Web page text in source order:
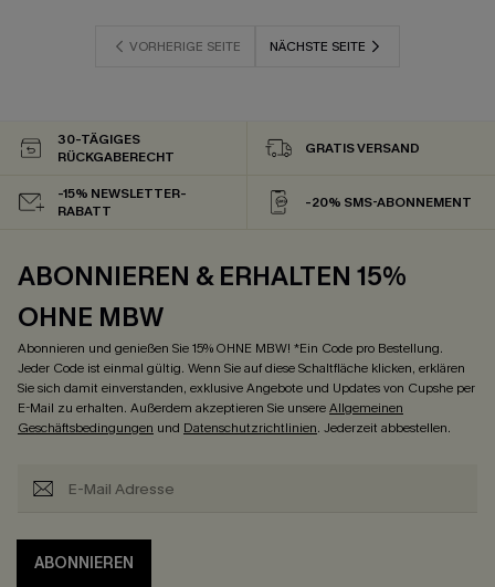
VORHERIGE SEITE NÄCHSTE SEITE
30-TÄGIGES
RÜCKGABERECHT
GRATIS VERSAND
-15% NEWSLETTER-
RABATT
-20% SMS-ABONNEMENT
ABONNIEREN & ERHALTEN 15%
OHNE MBW
Abonnieren und genießen Sie 15% OHNE MBW! *Ein Code pro Bestellung.
Jeder Code ist einmal gültig. Wenn Sie auf diese Schaltfläche klicken, erklären
Sie sich damit einverstanden, exklusive Angebote und Updates von Cupshe per
E-Mail zu erhalten. Außerdem akzeptieren Sie unsereAllgemeinen
Geschäftsbedingungen und Datenschutzrichtlinien. Jederzeit abbestellen.
ABONNIEREN